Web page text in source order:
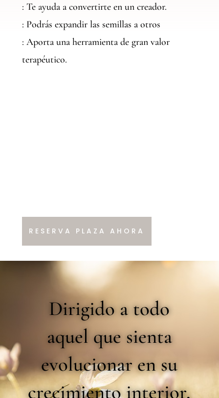
: Te ayuda a convertirte en un creador.
: Podrás expandir las semillas a otros
: Aporta una herramienta de gran valor
terapéutico.
RESERVA PLAZA AHORA
Dirigido a todo
aquel que sienta
evolucionar en su
crecimiento interior,